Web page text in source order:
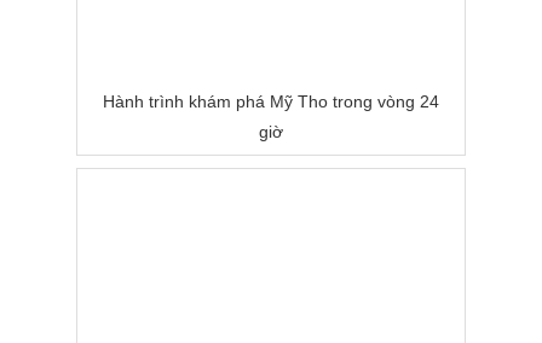
Hành trình khám phá Mỹ Tho trong vòng 24
giờ